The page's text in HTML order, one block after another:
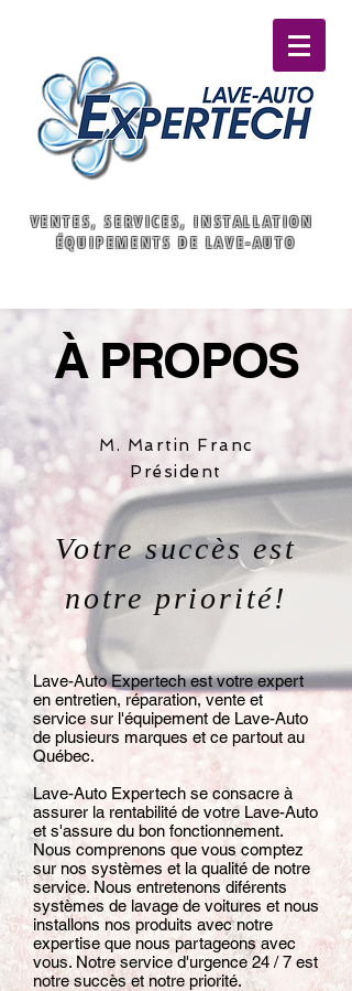
VENTES, SERVICES, INSTALLATION
ÉQUIPEMENTS DE LAVE-AUTO
Votre succès est
notre priorité!
Lave-Auto Expertech est votre expert
en entretien, réparation, vente et
service sur l'équipement de Lave-Auto
de plusieurs marques et ce partout au
Québec.
Lave-Auto Expertech se consacre à
assurer la rentabilité de votre Lave-Auto
et s'assure du bon fonctionnement.
Nous comprenons que vous comptez
sur nos systèmes et la qualité de notre
service. Nous entretenons diférents
systèmes de lavage de voitures et nous
installons nos produits avec notre
expertise que nous partageons avec
vous. Notre service d'urgence 24 / 7 est
notre succès et notre priorité.
M. Martin Franc
Président
À PROPOS